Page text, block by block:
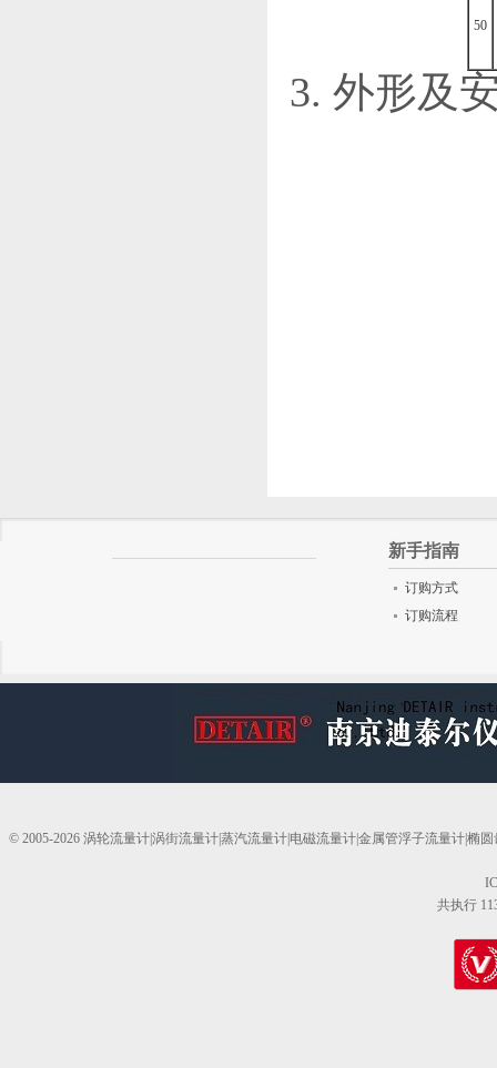
50
3. 外形及
新手指南
订购方式
订购流程
© 2005-2026 涡轮流量计|涡街流量计|蒸汽流量计|电磁流量计|金属管浮子流量计|椭
共执行